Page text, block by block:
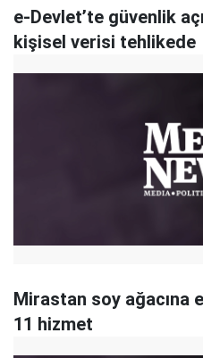
e-Devlet’te güvenlik
kişisel verisi tehlikede
Mirastan soy ağacına
11 hizmet